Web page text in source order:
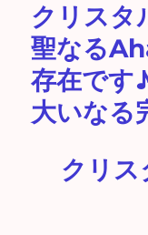
クリスタ
聖なる
存在です
大いなる
クリス